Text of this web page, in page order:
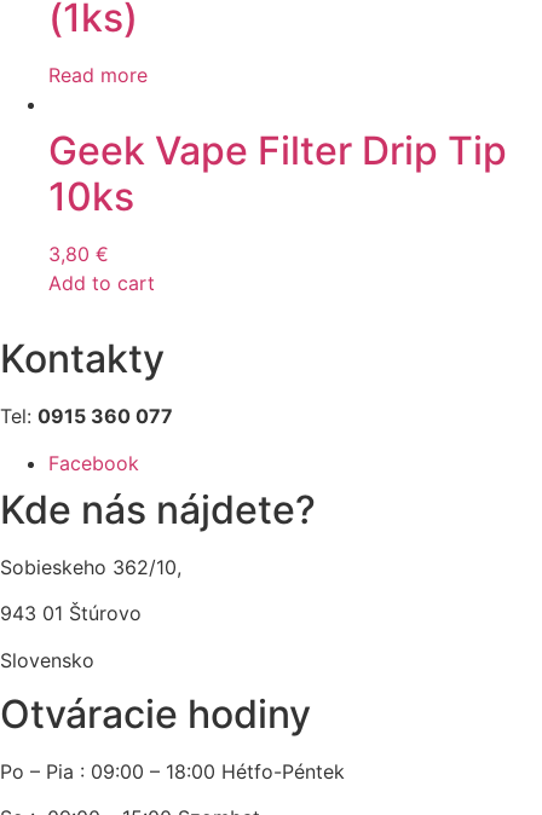
(1ks)
Read more
Geek Vape Filter Drip Tip
10ks
3,80 €
Add to cart
Kontakty
Tel: 0915 360 077
Facebook
Kde nás nájdete?
Sobieskeho 362/10,
943 01 Štúrovo
Slovensko
Otváracie hodiny
Po – Pia : 09:00 – 18:00 Hétfo-Péntek